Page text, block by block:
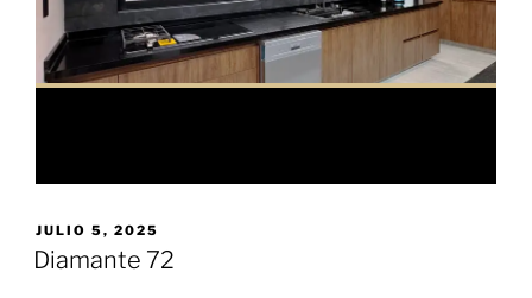
JULIO 5, 2025
Diamante 72